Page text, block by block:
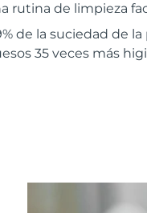
rutina de limpieza
de la suciedad de
35 veces más